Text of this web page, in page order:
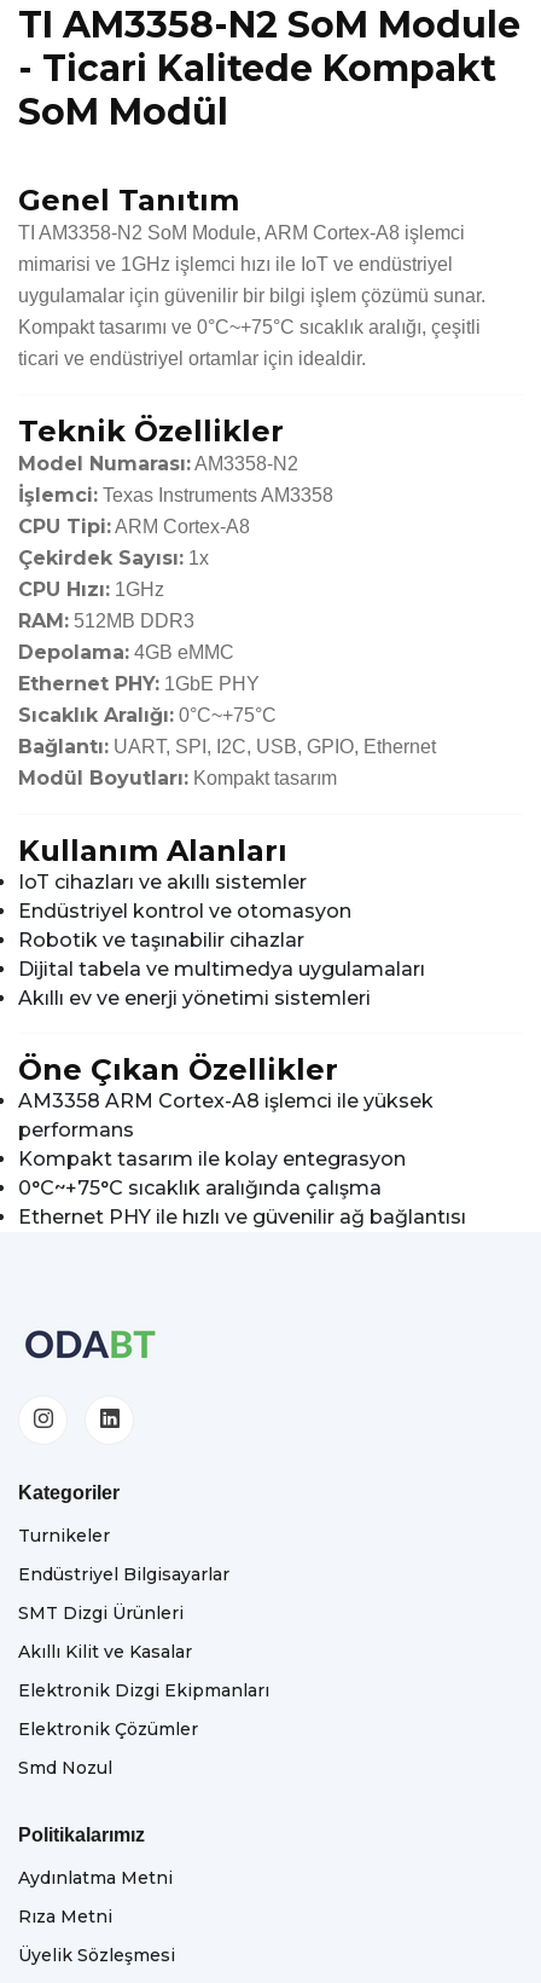
TI AM3358-N2 SoM Module
- Ticari Kalitede Kompakt
SoM Modül
Genel Tanıtım
TI AM3358-N2 SoM Module, ARM Cortex-A8 işlemci
mimarisi ve 1GHz işlemci hızı ile IoT ve endüstriyel
uygulamalar için güvenilir bir bilgi işlem çözümü sunar.
Kompakt tasarımı ve 0°C~+75°C sıcaklık aralığı, çeşitli
ticari ve endüstriyel ortamlar için idealdir.
Teknik Özellikler
Model Numarası:AM3358-N2
İşlemci: Texas Instruments AM3358
CPU Tipi:ARM Cortex-A8
Çekirdek Sayısı: 1x
CPU Hızı: 1GHz
RAM: 512MB DDR3
Depolama: 4GB eMMC
Ethernet PHY: 1GbE PHY
Sıcaklık Aralığı: 0°C~+75°C
Bağlantı: UART, SPI, I2C, USB, GPIO, Ethernet
Modül Boyutları: Kompakt tasarım
Kullanım Alanları
IoT cihazları ve akıllı sistemler
Endüstriyel kontrol ve otomasyon
Robotik ve taşınabilir cihazlar
Dijital tabela ve multimedya uygulamaları
Akıllı ev ve enerji yönetimi sistemleri
Öne Çıkan Özellikler
AM3358 ARM Cortex-A8 işlemci ile yüksek
performans
Kompakt tasarım ile kolay entegrasyon
0°C~+75°C sıcaklık aralığında çalışma
Ethernet PHY ile hızlı ve güvenilir ağ bağlantısı
Kategoriler
Turnikeler
Endüstriyel Bilgisayarlar
SMT Dizgi Ürünleri
Akıllı Kilit ve Kasalar
Elektronik Dizgi Ekipmanları
Elektronik Çözümler
Smd Nozul
Politikalarımız
Aydınlatma Metni
Rıza Metni
Üyelik Sözleşmesi